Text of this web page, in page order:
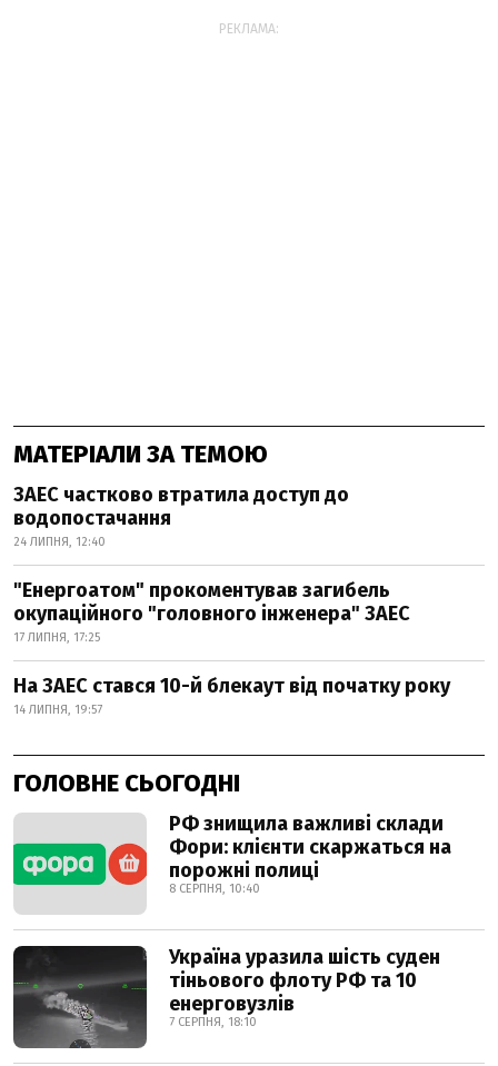
РЕКЛАМА:
МАТЕРІАЛИ ЗА ТЕМОЮ
ЗАЕС частково втратила доступ до
водопостачання
24 ЛИПНЯ, 12:40
"Енергоатом" прокоментував загибель
окупаційного "головного інженера" ЗАЕС
17 ЛИПНЯ, 17:25
На ЗАЕС стався 10-й блекаут від початку року
14 ЛИПНЯ, 19:57
ГОЛОВНЕ СЬОГОДНІ
РФ знищила важливі склади
Фори: клієнти скаржаться на
порожні полиці
8 СЕРПНЯ, 10:40
Україна уразила шість суден
тіньового флоту РФ та 10
енерговузлів
7 СЕРПНЯ, 18:10